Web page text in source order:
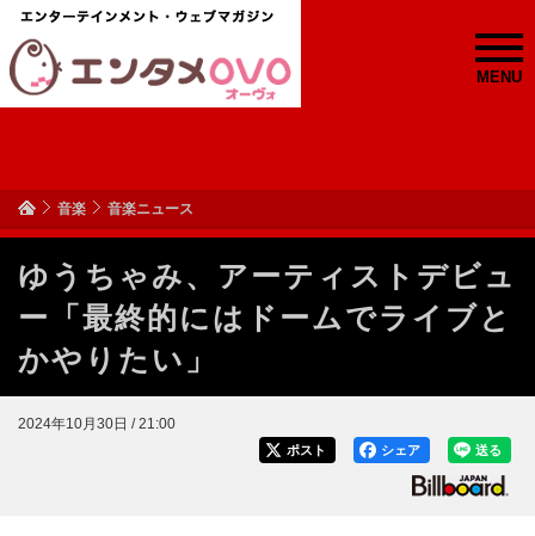
MENU
音楽 音楽ニュース
ゆうちゃみ、アーティストデビュ
ー「最終的にはドームでライブと
かやりたい」
2024年10月30日 / 21:00
送る
シェア
ポスト